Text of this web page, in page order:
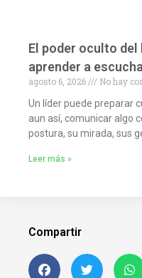
El poder oculto del
aprender a
agosto 6, 2026
No hay
Un líder puede preparar
aun así, comunicar algo
postura, su mirada, sus
Leer más »
Compartir